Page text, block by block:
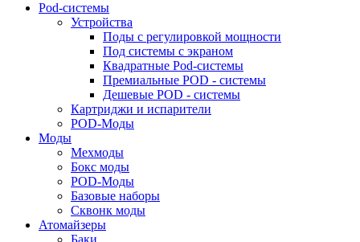
Pod-системы
Устройства
Поды с регулировкой мощности
Под системы с экраном
Квадратные Pod-системы
Премиальные POD - системы
Дешевые POD - системы
Картриджи и испарители
POD-Моды
Моды
Мехмоды
Бокс моды
POD-Моды
Базовые наборы
Сквонк моды
Атомайзеры
Баки